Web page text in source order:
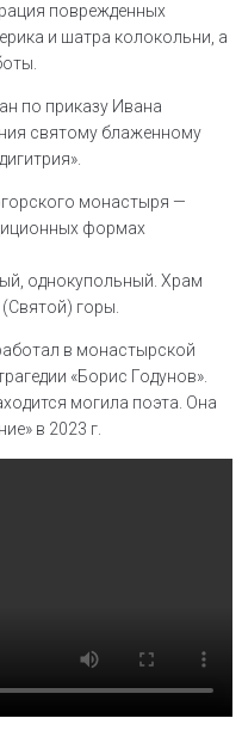
поврежденных
и шатра колокольни, а
по приказу Ивана
святому блаженному
монастыря —
формах
однокупольный. Храм
горы.
в монастырской
«Борис Годунов».
могила поэта. Она
в 2023 г.